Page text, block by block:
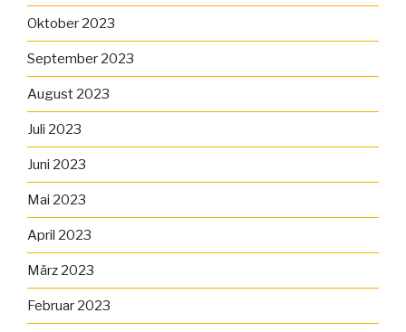
Oktober 2023
September 2023
August 2023
Juli 2023
Juni 2023
Mai 2023
April 2023
März 2023
Februar 2023